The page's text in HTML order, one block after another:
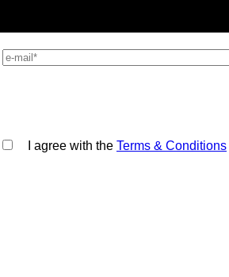
I agree with the Terms & Conditions